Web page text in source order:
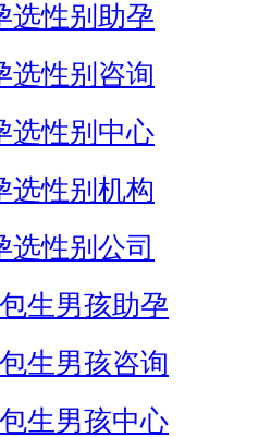
选性别助孕
选性别咨询
选性别中心
选性别机构
选性别公司
生男孩助孕
生男孩咨询
生男孩中心